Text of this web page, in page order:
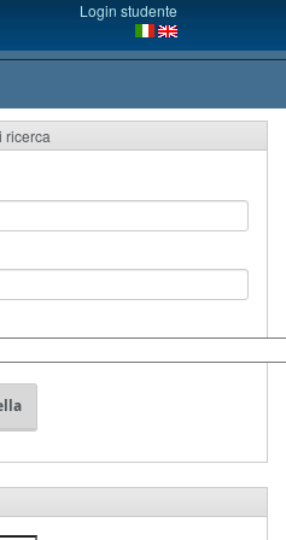
Login studente
ricerca